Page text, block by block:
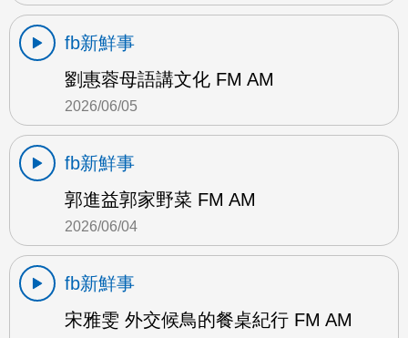
fb新鮮事
劉惠蓉母語講文化 FM AM
2026/06/05
fb新鮮事
郭進益郭家野菜 FM AM
2026/06/04
fb新鮮事
宋雅雯 外交候鳥的餐桌紀行 FM AM